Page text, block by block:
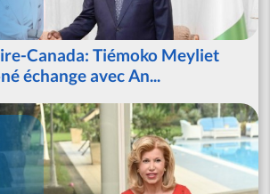
Canada: Tiémoko Meyliet
échange avec An...